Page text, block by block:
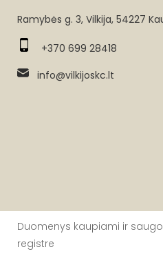
Ramybės g. 3, Vilkija, 54227
+370 699 28418
info@vilkijoskc.lt
Duomenys kaupiami ir
registre